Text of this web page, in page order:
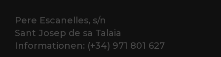
Pere Escanelles, s/n
Sant Josep de sa Talaia
Informationen: (+34) 971 801 627